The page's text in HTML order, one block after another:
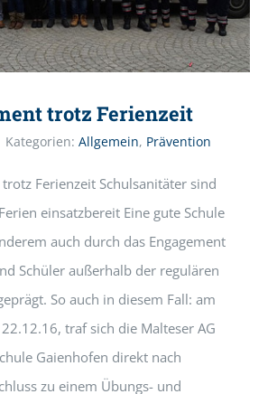
trotz Ferienzeit
Kategorien: Allgemein, Prävention
trotz Ferienzeit Schulsanitäter sind
einsatzbereit Eine gute Schule
auch durch das Engagement
Schüler außerhalb der regulären
So auch in diesem Fall: am
traf sich die Malteser AG
Gaienhofen direkt nach
zu einem Übungs- und